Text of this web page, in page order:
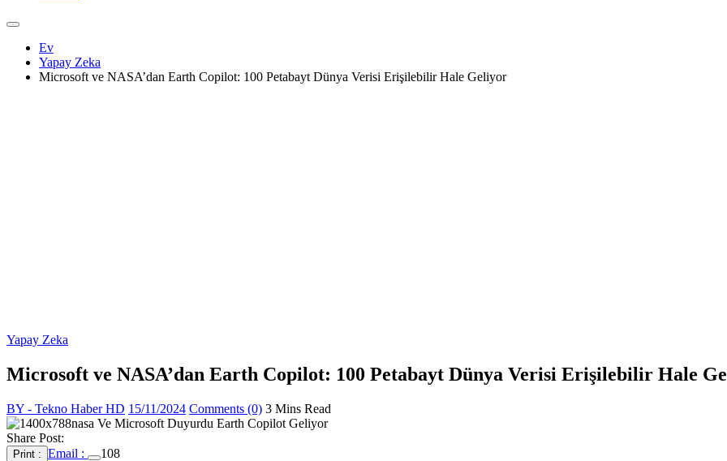
Ev
Yapay Zeka
Microsoft ve NASA’dan Earth Copilot: 100 Petabayt Dünya Verisi Erişilebilir Hale Geliyor
Yapay Zeka
Microsoft ve NASA’dan Earth Copilot: 100 Petabayt Dünya Verisi Erişilebilir Hale
BY - Tekno Haber HD 15/11/2024 Comments (0) 3 Mins Read
Share Post:
Print : Email : 108